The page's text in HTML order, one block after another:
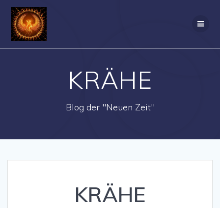
KRÄHE
Blog der "Neuen Zeit"
KRÄHE